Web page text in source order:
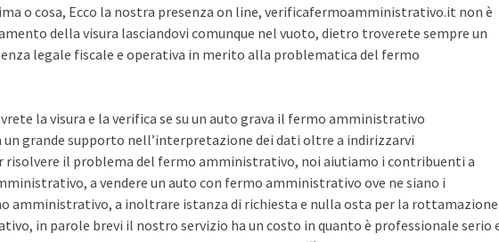
o cosa, Ecco la nostra presenza on line, verificafermoamministrativo.it non è
della visura lasciandovi comunque nel vuoto, dietro troverete sempre un
legale fiscale e operativa in merito alla problematica del fermo
la visura e la verifica se su un auto grava il fermo amministrativo
grande supporto nell’interpretazione dei dati oltre a indirizzarvi
risolvere il problema del fermo amministrativo, noi aiutiamo i contribuenti a
a vendere un auto con fermo amministrativo ove ne siano i
amministrativo, a inoltrare istanza di richiesta e nulla osta per la rottamazione
in parole brevi il nostro servizio ha un costo in quanto è professionale serio